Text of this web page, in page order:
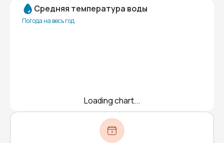
Средняя температура воды
Погода на весь год
Loading chart...